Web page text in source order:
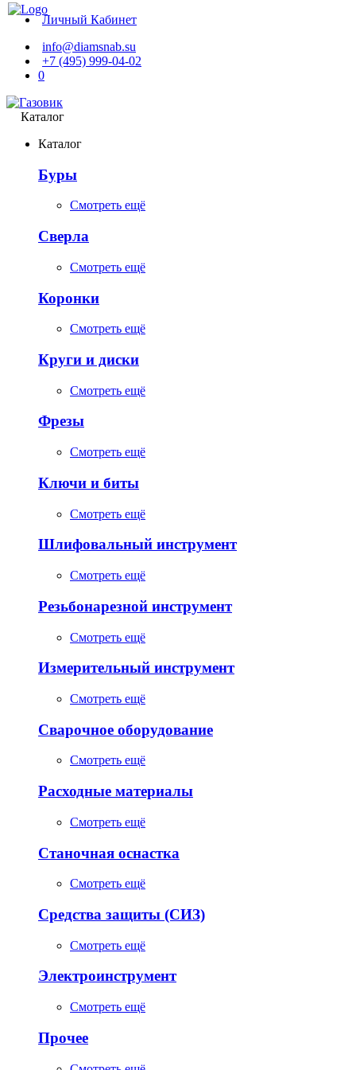
Личный Кабинет
info@diamsnab.su
+7 (495) 999-04-02
0
Каталог
Каталог
Буры
Смотреть ещё
Сверла
Смотреть ещё
Коронки
Смотреть ещё
Круги и диски
Смотреть ещё
Фрезы
Смотреть ещё
Ключи и биты
Смотреть ещё
Шлифовальный инструмент
Смотреть ещё
Резьбонарезной инструмент
Смотреть ещё
Измерительный инструмент
Смотреть ещё
Сварочное оборудование
Смотреть ещё
Расходные материалы
Смотреть ещё
Станочная оснастка
Смотреть ещё
Средства защиты (СИЗ)
Смотреть ещё
Электроинструмент
Смотреть ещё
Прочее